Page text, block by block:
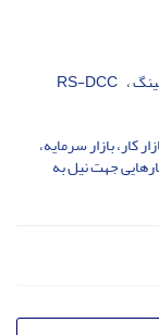
RS-DCC
کار، بازار سرمایه،
جهت نیل به